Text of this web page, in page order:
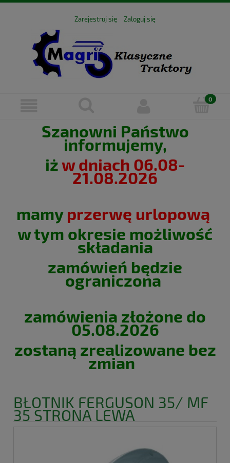
Zarejestruj się Zaloguj się
Szanowni Państwo
informujemy,
iżw dniach 06.08-
21.08.2026
mamy przerwę urlopową
w tym okresie możliwość
składania
zamówień będzie
ograniczona
zamówienia złożone do
05.08.2026
zostaną zrealizowane bez
zmian
BŁOTNIK FERGUSON 35/ MF
35 STRONA LEWA